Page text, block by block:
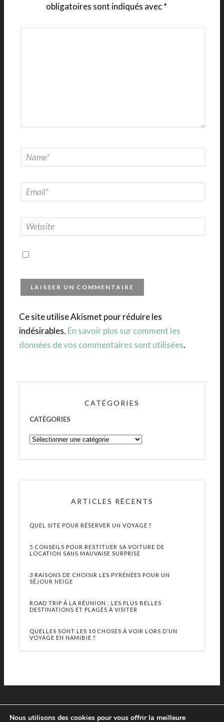
obligatoires sont indiqués avec*
Ce site utilise Akismet pour réduire les
indésirables. En savoir plus sur comment les
données de vos commentaires sont utilisées.
CATÉGORIES
CATÉGORIES
ARTICLES RÉCENTS
QUEL SITE POUR RÉSERVER UN VOYAGE ?
5 CONSEILS POUR RESTITUER SA VOITURE DE
LOCATION SANS MAUVAISE SURPRISE
3 RAISONS DE CHOISIR LES PYRÉNÉES POUR UN
SÉJOUR NEIGE
ROAD TRIP À LA RÉUNION : LES PLUS BELLES
DESTINATIONS ET PLAGES À VISITER
QUELLES SONT LES 10 CHOSES À VOIR LORS D’UN
VOYAGE EN NAMIBIE ?
Nous utilisons des cookies pour vous offrir la meilleure